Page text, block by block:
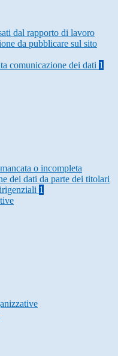
dal rapporto di lavoro
da pubblicare sul sito
comunicazione dei dati 1
o incompleta
dei dati da parte dei titolari
1